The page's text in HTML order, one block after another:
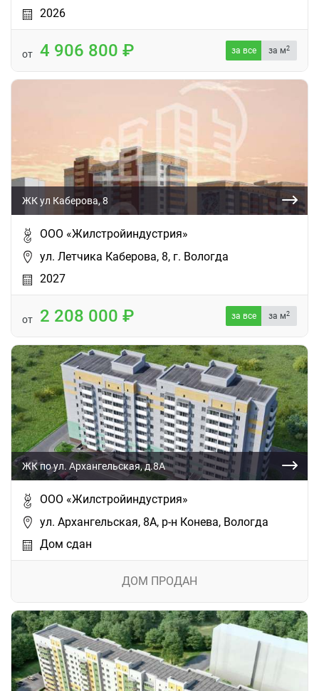
2026
от 4 906 800 за все за м2
ЖК ул Каберова, 8
ООО «Жилстройиндустрия»
ул. Летчика Каберова, 8, г. Вологда
2027
от 2 208 000 за все за м2
ЖК по ул. Архангельская, д.8А
ООО «Жилстройиндустрия»
ул. Архангельская, 8А, р-н Конева, Вологда
Дом сдан
ДОМ ПРОДАН